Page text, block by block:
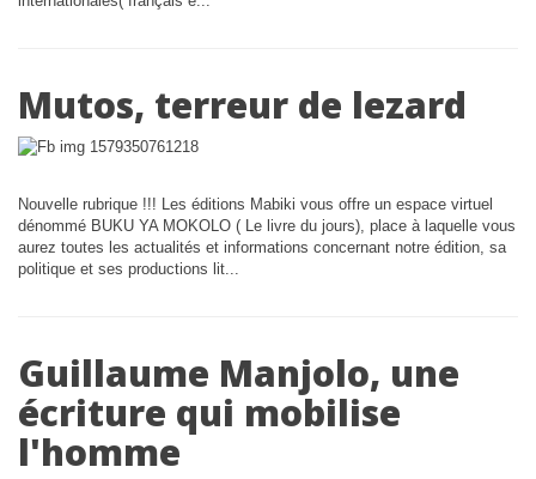
Mutos, terreur de lezard
Nouvelle rubrique !!! Les éditions Mabiki vous offre un espace virtuel
dénommé BUKU YA MOKOLO ( Le livre du jours), place à laquelle vous
aurez toutes les actualités et informations concernant notre édition, sa
politique et ses productions lit...
Guillaume Manjolo, une
écriture qui mobilise
l'homme